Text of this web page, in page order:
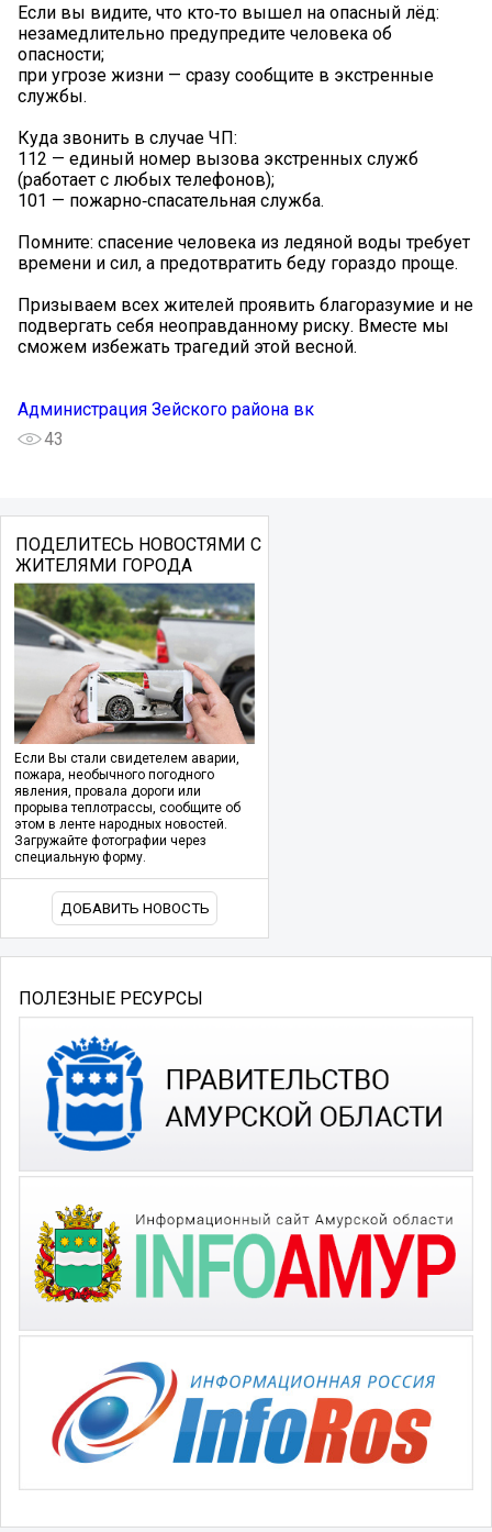
Если вы видите, что кто‑то вышел на опасный лёд:
незамедлительно предупредите человека об
опасности;
при угрозе жизни — сразу сообщите в экстренные
службы.
Куда звонить в случае ЧП:
112 — единый номер вызова экстренных служб
(работает с любых телефонов);
101 — пожарно‑спасательная служба.
Помните: спасение человека из ледяной воды требует
времени и сил, а предотвратить беду гораздо проще.
Призываем всех жителей проявить благоразумие и не
подвергать себя неоправданному риску. Вместе мы
сможем избежать трагедий этой весной.
Администрация Зейского района вк
43
ПОДЕЛИТЕСЬ НОВОСТЯМИ С
ЖИТЕЛЯМИ ГОРОДА
Если Вы стали свидетелем аварии,
пожара, необычного погодного
явления, провала дороги или
прорыва теплотрассы, сообщите об
этом в ленте народных новостей.
Загружайте фотографии через
специальную форму.
ДОБАВИТЬ НОВОСТЬ
ПОЛЕЗНЫЕ РЕСУРСЫ